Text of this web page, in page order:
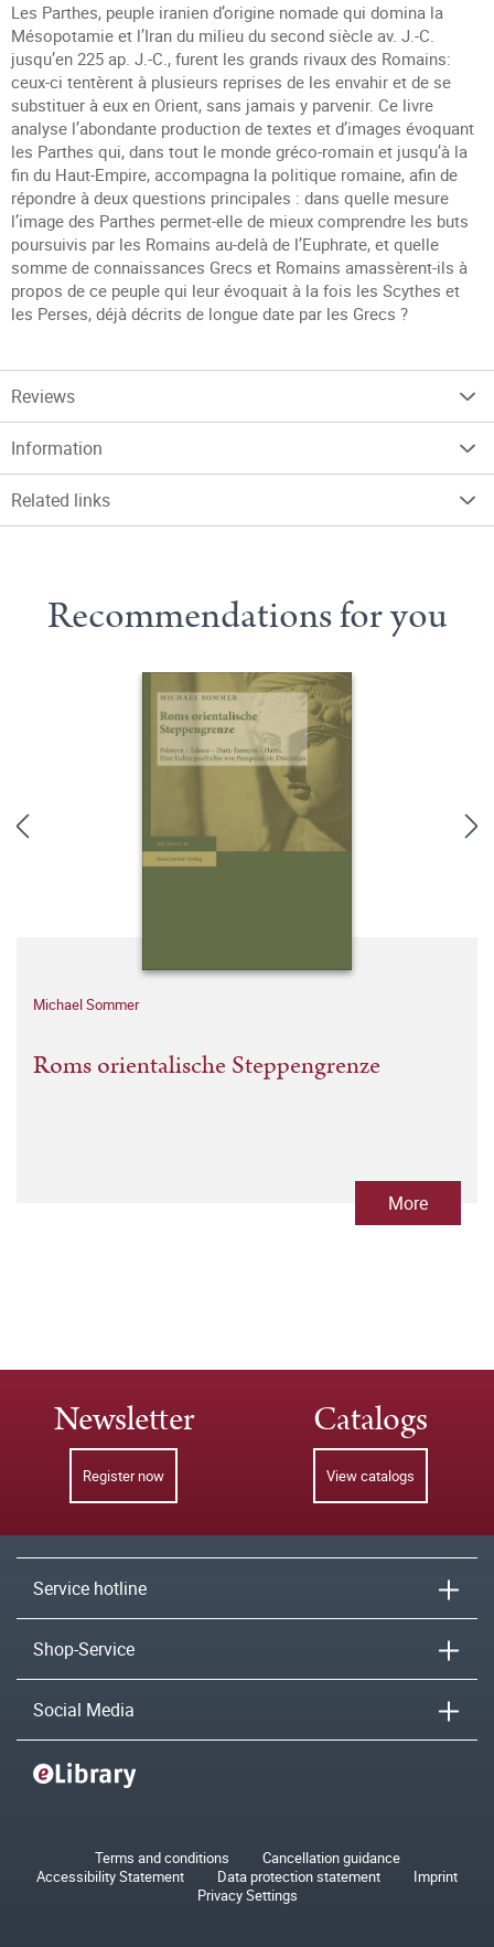
Les Parthes, peuple iranien d’origine nomade qui domina la
Mésopotamie et l’Iran du milieu du second siècle av. J.-C.
jusqu’en 225 ap. J.-C., furent les grands rivaux des Romains:
ceux-ci tentèrent à plusieurs reprises de les envahir et de se
substituer à eux en Orient, sans jamais y parvenir. Ce livre
analyse l’abondante production de textes et d’images évoquant
les Parthes qui, dans tout le monde gréco-romain et jusqu’à la
fin du Haut-Empire, accompagna la politique romaine, afin de
répondre à deux questions principales : dans quelle mesure
l’image des Parthes permet-elle de mieux comprendre les buts
poursuivis par les Romains au-delà de l’Euphrate, et quelle
somme de connaissances Grecs et Romains amassèrent-ils à
propos de ce peuple qui leur évoquait à la fois les Scythes et
les Perses, déjà décrits de longue date par les Grecs ?
Reviews
Information
Related links
Recommendations for you
Michael Sommer
Roms orientalische Steppengrenze
More
Newsletter
Register now
Catalogs
View catalogs
Service hotline
Shop-Service
Social Media
Terms and conditions
Cancellation guidance
Accessibility Statement
Data protection statement
Imprint
Privacy Settings